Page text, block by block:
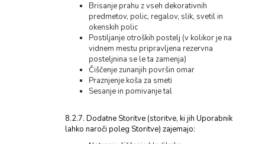
Brisanje prahu z vseh dekorativnih
predmetov, polic, regalov, slik, svetil in
okenskih polic
Postiljanje otroških postelj (v kolikor je na
vidnem mestu pripravljena rezervna
posteljnina se le ta zamenja)
Čiščenje zunanjih površin omar
Praznjenje koša za smeti
Sesanje in pomivanje tal
8.2.7. Dodatne Storitve (storitve, ki jih Uporabnik
lahko naroči poleg Storitve) zajemajo: